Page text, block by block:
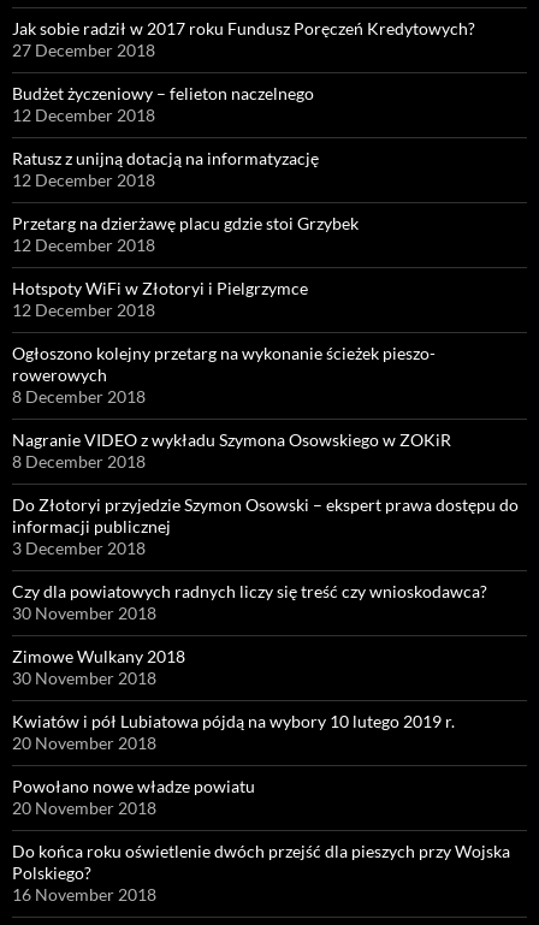
Jak sobie radził w 2017 roku Fundusz Poręczeń Kredytowych?
27 December 2018
Budżet życzeniowy – felieton naczelnego
12 December 2018
Ratusz z unijną dotacją na informatyzację
12 December 2018
Przetarg na dzierżawę placu gdzie stoi Grzybek
12 December 2018
Hotspoty WiFi w Złotoryi i Pielgrzymce
12 December 2018
Ogłoszono kolejny przetarg na wykonanie ścieżek pieszo-
rowerowych
8 December 2018
Nagranie VIDEO z wykładu Szymona Osowskiego w ZOKiR
8 December 2018
Do Złotoryi przyjedzie Szymon Osowski – ekspert prawa dostępu do
informacji publicznej
3 December 2018
Czy dla powiatowych radnych liczy się treść czy wnioskodawca?
30 November 2018
Zimowe Wulkany 2018
30 November 2018
Kwiatów i pół Lubiatowa pójdą na wybory 10 lutego 2019 r.
20 November 2018
Powołano nowe władze powiatu
20 November 2018
Do końca roku oświetlenie dwóch przejść dla pieszych przy Wojska
Polskiego?
16 November 2018